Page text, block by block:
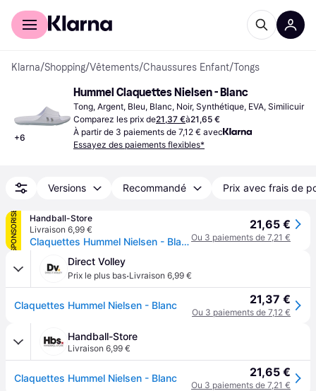
Acheter avec Klarna
Klarna/Shopping/Vêtements/Chaussures Enfant/Tongs
+6
Hummel Claquettes Nielsen - Blanc
Tong, Argent, Bleu, Blanc, Noir, Synthétique, EVA, Similicuir
Comparez les prix de21,37 €à21,65 €
À partir de 3 paiements de 7,12 € avec
Essayez des paiements flexibles*
Versions Recommandé Prix avec frais de
SPONSORISÉ
Handball-Store
Livraison 6,99 €
Claquettes Hummel Nielsen - Blanc
21,65 €
Ou 3 paiements de 7,21 €
Direct Volley
Prix le plus bas·Livraison 6,99 €
Claquettes Hummel Nielsen - Blanc 21,37 €
Ou 3 paiements de 7,12 €
Handball-Store
Livraison 6,99 €
Claquettes Hummel Nielsen - Blanc 21,65 €
Ou 3 paiements de 7,21 €